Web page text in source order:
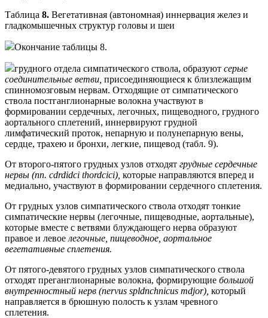
Таблица 8. Вегетативная (автономная) иннервация желез и
гладкомышечных структур головы и шеи
Окончание таблицы 8.
грудного отдела симпатического ствола, образуют серые
соединительные ветви, присоединяющиеся к близлежащим
спинномозговым нервам. Отходящие от симпатического
ствола постганглионарные волокна участвуют в
формировании сердечных, легочных, пищеводного, грудного
аортального сплетений, иннервируют грудной
лимфатический проток, непарную и полунепарную вены,
сердце, трахею и бронхи, легкие, пищевод (табл. 9).
От второго-пятого грудных узлов отходят грудные сердечные
нервы (nn. cdrdidci thordcici), которые направляются вперед и
медиально, участвуют в формировании сердечного сплетения.
От грудных узлов симпатического ствола отходят тонкие
симпатические нервы (легочные, пищеводные, аортальные),
которые вместе с ветвями блуждающего нерва образуют
правое и левое легочные, пищеводное, аортальное
вегетативные сплетения.
От пятого-девятого грудных узлов симпатического ствола
отходят преганглионарные волокна, формирующие большой
внутренностный нерв (nervus spldnchnicus mdjor), который
направляется в брюшную полость к узлам чревного
сплетения.